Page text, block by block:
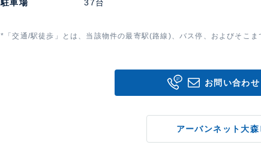
駐車場 37台
*「交通/駅徒歩」とは、当該物件の最寄駅(路線)、バス停、およびそこ
お問い合わ
アーバンネット大